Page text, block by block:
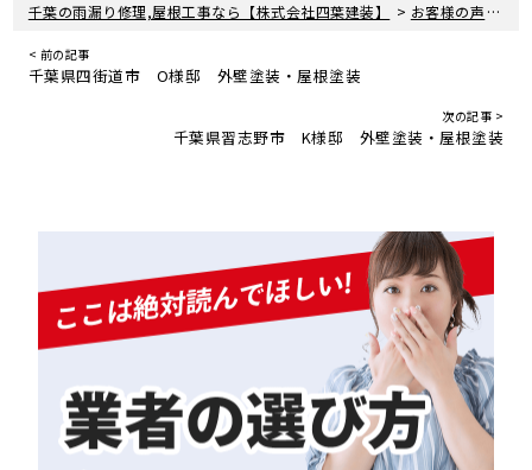
千葉の雨漏り修理,屋根工事なら【株式会社四葉建装】 > お客様の声 >
< 前の記事
千葉県四街道市 O様邸 外壁塗装・屋根塗装
次の記事 >
千葉県習志野市 K様邸 外壁塗装・屋根塗装